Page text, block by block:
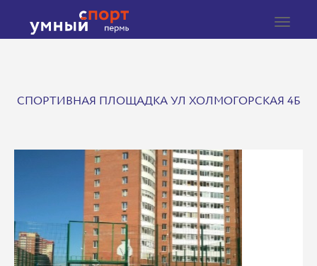
Toggle
СПОРТИВНАЯ ПЛОЩАДКА УЛ ХОЛМОГОРСКАЯ 4Б